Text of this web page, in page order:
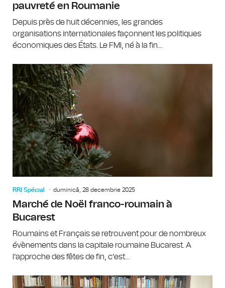
pauvreté en Roumanie
Depuis près de huit décennies, les grandes
organisations internationales façonnent les politiques
économiques des États. Le FMI, né à la fin...
RRI Spécial duminică, 28 decembrie 2025
Marché de Noël franco-roumain à
Bucarest
Roumains et Français se retrouvent pour de nombreux
évènements dans la capitale roumaine Bucarest. A
l’approche des fêtes de fin, c’est...